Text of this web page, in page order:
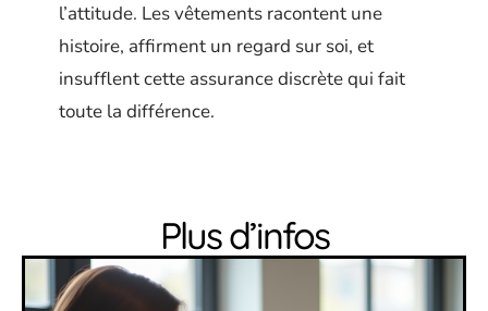
l’attitude. Les vêtements racontent une
histoire, affirment un regard sur soi, et
insufflent cette assurance discrète qui fait
toute la différence.
Plus d’infos